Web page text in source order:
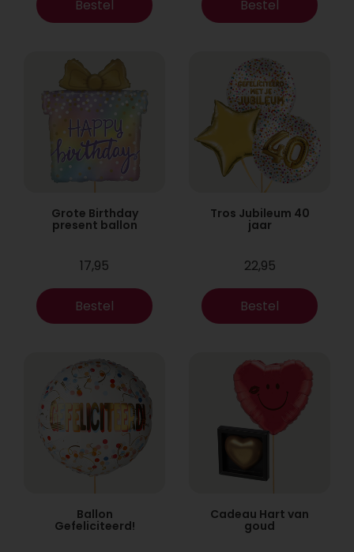
Bestel Bestel
Grote Birthday
present ballon
17,95
Bestel
Tros Jubileum 40
jaar
22,95
Bestel
Ballon
Gefeliciteerd!
Cadeau Hart van
goud